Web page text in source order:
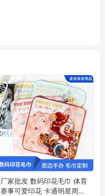
厂家批发 数码印花毛巾 体育
赛事可爱印花 卡通明星周边